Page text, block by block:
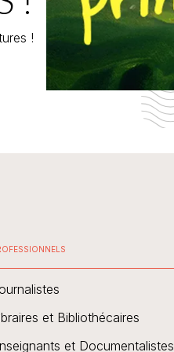
!
et Bibliothécaires
et Documentalistes